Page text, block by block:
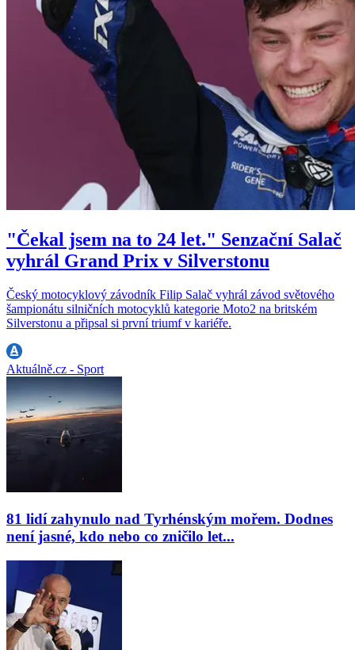
"Čekal jsem na to 24 let." Senzační Salač
vyhrál Grand Prix v Silverstonu
Český motocyklový závodník Filip Salač vyhrál závod světového
šampionátu silničních motocyklů kategorie Moto2 na britském
Silverstonu a připsal si první triumf v kariéře.
Aktuálně.cz - Sport
81 lidí zahynulo nad Tyrhénským mořem. Dodnes
není jasné, kdo nebo co zničilo let...